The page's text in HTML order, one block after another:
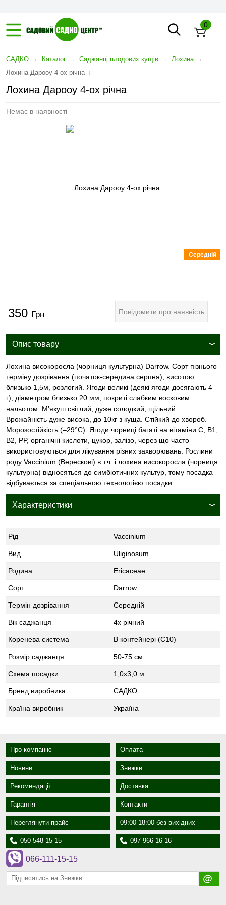
0
САДКО → Каталог → Саджанці плодових кущів → Лохина →
Лохина Дарооу 4-ох річна ↓
Лохина Дарооу 4-ох річна
Немає в наявності
Середній
350 Грн Повідомити про наявність
Опис товару
Лохина високоросла (чорниця культурна) Darrow. Сорт пізнього
терміну дозрівання (початок-середина серпня), висотою
близько 1,5м, розлогий. Ягоди великі (деякі ягоди досягають 4
г), діаметром близько 20 мм, покриті слабким восковим
нальотом. М’якуш світлий, дуже солодкий, щільний.
Врожайність дуже висока, до 10кг з куща. Стійкий до хвороб.
Морозостійкість (–29°C). Ягоди чорниці багаті на вітаміни C, B1,
B2, PP, органічні кислоти, цукор, залізо, через що часто
використовуються для лікування різних захворювань. Рослини
роду Vaccinium (Верескові) в т.ч. і лохина високоросла (чорниця
культурна) відносяться до симбіотичних культур, тому посадка
відбувається за спеціальною технологією посадки.
Характеристики
Рід Vaccinium
Вид Uliginosum
Родина Ericaceae
Сорт Darrow
Термін дозрівання Середній
Вік саджанця 4х річний
Коренева система В контейнері (С10)
Розмір саджанця 50-75 см
Схема посадки 1,0х3,0 м
Бренд виробника САДКО
Країна виробник Україна
Про компанію Оплата
Новини Знижки
Рекомендації Доставка
Гарантія Контакти
Переглянути прайс 09:00-18:00 без вихідних
050 548-15-15 097 966-16-16
066-111-15-15